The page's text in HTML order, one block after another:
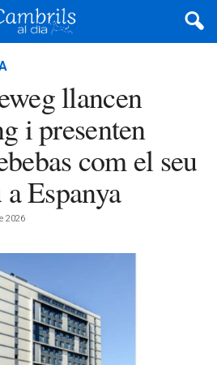
llancen
i presenten
com el seu
Espanya
2026